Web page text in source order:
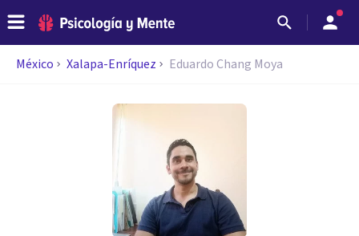
México Xalapa-Enríquez Eduardo Chang Moya